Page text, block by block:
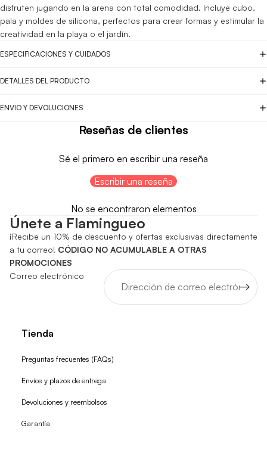
disfruten jugando en la arena con total comodidad. Incluye cubo,
pala y moldes de silicona, perfectos para crear formas y estimular la
creatividad en la playa o el jardín.
ESPECIFICACIONES Y CUIDADOS
DETALLES DEL PRODUCTO
ENVÍO Y DEVOLUCIONES
Reseñas de clientes
Sé el primero en escribir una reseña
Escribir una reseña
No se encontraron elementos
Únete a Flamingueo
¡Recibe un 10% de descuento y ofertas exclusivas directamente
a tu correo! CÓDIGO NO ACUMULABLE A OTRAS
PROMOCIONES
Correo electrónico
Tienda
Preguntas frecuentes (FAQs)
Envíos y plazos de entrega
Devoluciones y reembolsos
Garantía